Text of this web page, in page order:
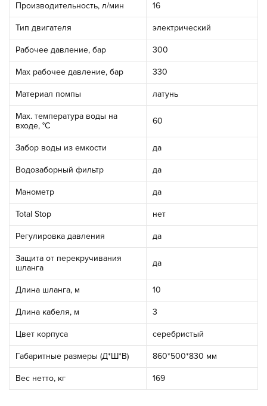
Производительность, л/мин 16
Тип двигателя электрический
Рабочее давление, бар 300
Мах рабочее давление, бар 330
Материал помпы латунь
Max. температура воды на
входе, °С
60
Забор воды из емкости да
Водозаборный фильтр да
Манометр да
Total Stop нет
Регулировка давления да
Защита от перекручивания
шланга
да
Длина шланга, м 10
Длина кабеля, м 3
Цвет корпуса серебристый
Габаритные размеры (Д*Ш*В) 860*500*830 мм
Вес нетто, кг 169